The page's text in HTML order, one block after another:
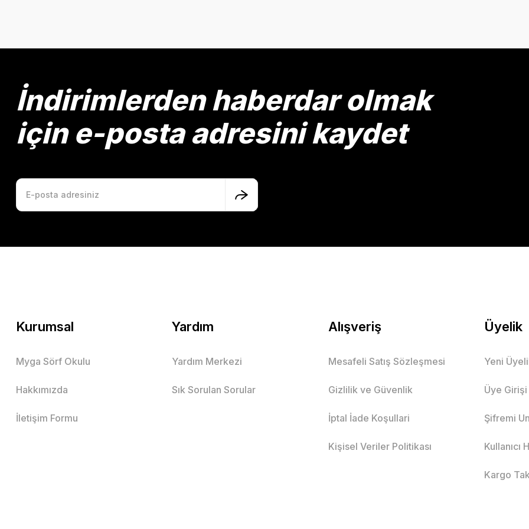
Ürün resmi kalitesiz, bozuk veya görüntülenemiyor.
Ürün fiyatı diğer sitelerden daha pahalı.
Bu ürüne benzer farklı alternatifler olmalı.
İndirimlerden haberdar olmak
için e-posta adresini kaydet
Kurumsal
Myga Sörf Okulu
Hakkımızda
İletişim Formu
Yardım
Yardım Merkezi
Sık Sorulan Sorular
Alışveriş
Mesafeli Satış Sözleşmesi
Gizlilik ve Güvenlik
İptal İade Koşullari
Kişisel Veriler Politikası
Üyelik
Yeni
Üye Girişi
Şifremi
Kullanıcı
Kargo